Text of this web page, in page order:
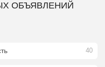
ОБЪЯВЛЕНИЙ
40